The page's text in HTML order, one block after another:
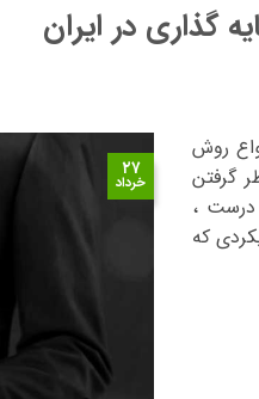
در ایران
۲۷
خرداد
روش
گرفتن
درست ،
که